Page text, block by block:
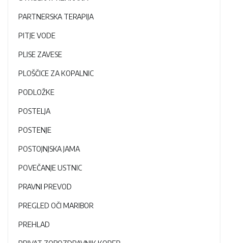
PARTNERSKA TERAPIJA
PITJE VODE
PLISE ZAVESE
PLOŠČICE ZA KOPALNIC
PODLOŽKE
POSTELJA
POSTENJE
POSTOJNJSKA JAMA
POVEČANJE USTNIC
PRAVNI PREVOD
PREGLED OČI MARIBOR
PREHLAD